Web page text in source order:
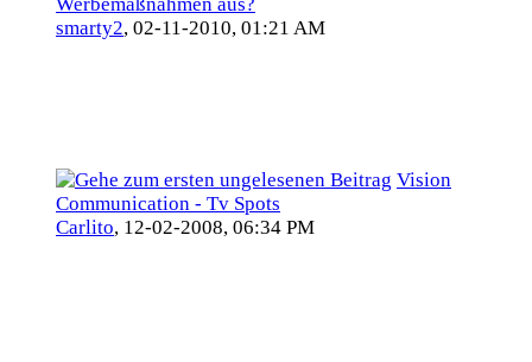
smarty2, 02-11-2010, 01:21 AM
Vision
Communication - Tv Spots
Carlito, 12-02-2008, 06:34 PM